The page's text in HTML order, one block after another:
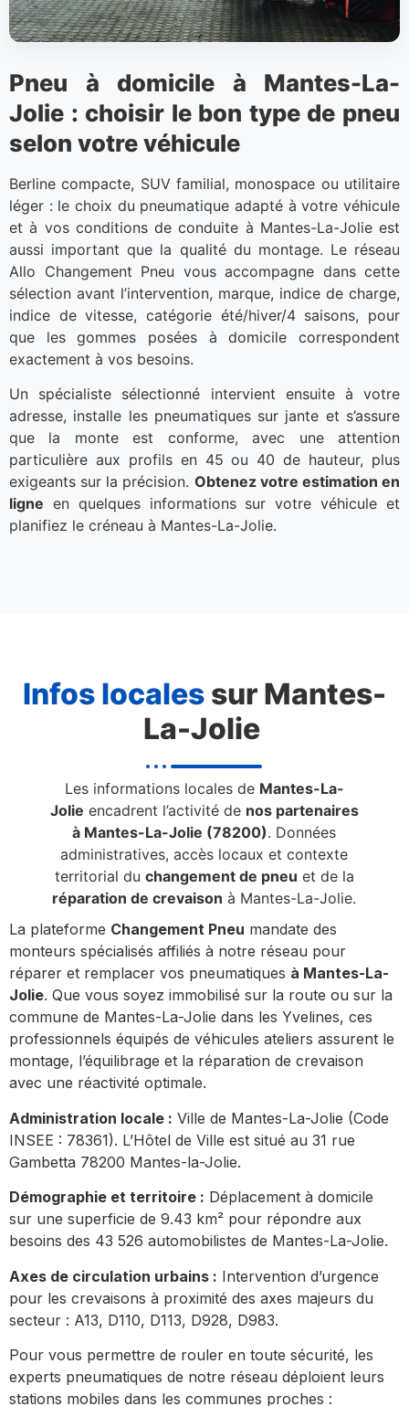
Pneu à domicile à Mantes-La-
Jolie : choisir le bon type de pneu
selon votre véhicule
Berline compacte, SUV familial, monospace ou utilitaire
léger : le choix du pneumatique adapté à votre véhicule
et à vos conditions de conduite à Mantes-La-Jolie est
aussi important que la qualité du montage. Le réseau
Allo Changement Pneu vous accompagne dans cette
sélection avant l’intervention, marque, indice de charge,
indice de vitesse, catégorie été/hiver/4 saisons, pour
que les gommes posées à domicile correspondent
exactement à vos besoins.
Un spécialiste sélectionné intervient ensuite à votre
adresse, installe les pneumatiques sur jante et s’assure
que la monte est conforme, avec une attention
particulière aux profils en 45 ou 40 de hauteur, plus
exigeants sur la précision. Obtenez votre estimation en
ligne en quelques informations sur votre véhicule et
planifiez le créneau à Mantes-La-Jolie.
Infos locales sur Mantes-
La-Jolie
Les informations locales de Mantes-La-
Jolie encadrent l’activité de nos partenaires
à Mantes-La-Jolie (78200). Données
administratives, accès locaux et contexte
territorial du changement de pneu et de la
réparation de crevaison à Mantes-La-Jolie.
La plateforme Changement Pneu mandate des
monteurs spécialisés affiliés à notre réseau pour
réparer et remplacer vos pneumatiques à Mantes-La-
Jolie. Que vous soyez immobilisé sur la route ou sur la
commune de Mantes-La-Jolie dans les Yvelines, ces
professionnels équipés de véhicules ateliers assurent le
montage, l’équilibrage et la réparation de crevaison
avec une réactivité optimale.
Administration locale : Ville de Mantes-La-Jolie (Code
INSEE : 78361). L’Hôtel de Ville est situé au 31 rue
Gambetta 78200 Mantes-la-Jolie.
Démographie et territoire : Déplacement à domicile
sur une superficie de 9.43 km² pour répondre aux
besoins des 43 526 automobilistes de Mantes-La-Jolie.
Axes de circulation urbains : Intervention d’urgence
pour les crevaisons à proximité des axes majeurs du
secteur : A13, D110, D113, D928, D983.
Pour vous permettre de rouler en toute sécurité, les
experts pneumatiques de notre réseau déploient leurs
stations mobiles dans les communes proches :